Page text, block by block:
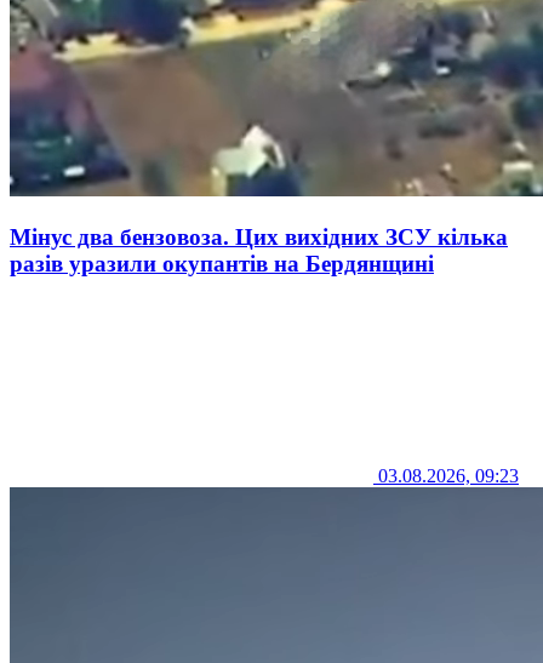
Мінус два бензовоза. Цих вихідних ЗСУ кілька
разів уразили окупантів на Бердянщині
03.08.2026, 09:23